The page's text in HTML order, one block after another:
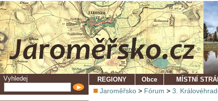
Vyhledej REGIONY Obce MÍSTNÍ
Jaroměřsko > Fórum > 3.